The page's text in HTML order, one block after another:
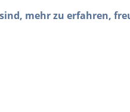
mehr zu erfahren,